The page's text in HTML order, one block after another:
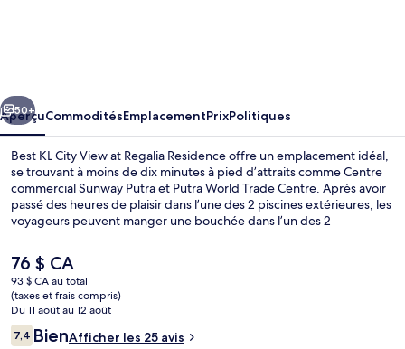
View
at
Regalia
Residence
Suivant
50+
AperçuCommoditésEmplacementPrixPolitiques
Best KL City View at Regalia Residence offre un emplacement idéal,
se trouvant à moins de dix minutes à pied d’attraits comme Centre
commercial Sunway Putra et Putra World Trade Centre. Après avoir
passé des heures de plaisir dans l’une des 2 piscines extérieures, les
voyageurs peuvent manger une bouchée dans l’un des 2
un sauna. De plus, parmi les commodités dans les chambres
figurent des réfrigérateurs et des fours à micro-ondes. Le transport
en commun se trouve à quelques minutes de marche : Arrêt Putra
KTM Komuter se trouve à 4 minutes et Arrêt PWTC est à 7 minutes.
Le
prix
actuel
est
de 76 $ CA
76 $ CA
93 $ CA au total
(taxes et frais compris)
Du 11 août au 12 août
Avis
7,47,4 sur 10 –
BienAfficher les 25 avis